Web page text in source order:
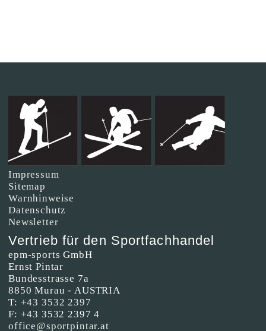
Impressum
Sitemap
Warnhinweise
Datenschutz
Newsletter
Vertrieb für den Sportfachhandel
epm-sports GmbH
Ernst Pintar
Bundesstrasse 7a
8850 Murau - AUSTRIA
T: +43 3532 2397
F: +43 3532 2397 4
office@sportpintar.at